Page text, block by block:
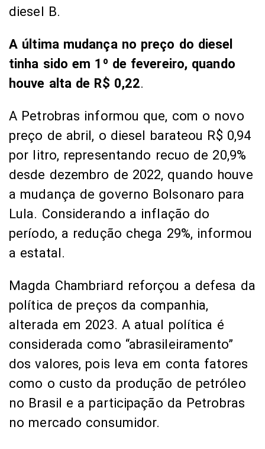
diesel B.
A última mudança no preço do diesel
tinha sido em 1º de fevereiro, quando
houve alta de R$ 0,22.
A Petrobras informou que, com o novo
preço de abril, o diesel barateou R$ 0,94
por litro, representando recuo de 20,9%
desde dezembro de 2022, quando houve
a mudança de governo Bolsonaro para
Lula. Considerando a inflação do
período, a redução chega 29%, informou
a estatal.
Magda Chambriard reforçou a defesa da
política de preços da companhia,
alterada em 2023. A atual política é
considerada como “abrasileiramento”
dos valores, pois leva em conta fatores
como o custo da produção de petróleo
no Brasil e a participação da Petrobras
no mercado consumidor.